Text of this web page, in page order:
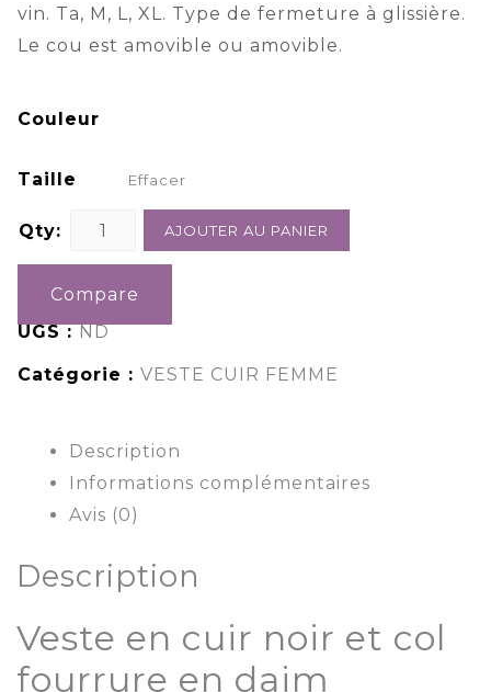
vin. Ta, M, L, XL. Type de fermeture à glissière.
Le cou est amovible ou amovible.
Couleur
Taille Effacer
Qty: AJOUTER AU PANIER
Compare
UGS :ND
Catégorie : VESTE CUIR FEMME
Description
Informations complémentaires
Avis (0)
Description
Veste en cuir noir et col
fourrure en daim